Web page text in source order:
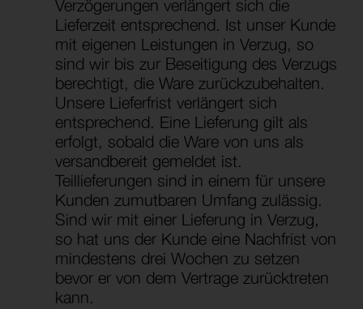
Lieferzeit entsprechend. Ist unser Kunde
mit eigenen Leistungen in Verzug, so
sind wir bis zur Beseitigung des Verzugs
berechtigt, die Ware zurückzubehalten.
Unsere Lieferfrist verlängert sich
entsprechend. Eine Lieferung gilt als
erfolgt, sobald die Ware von uns als
versandbereit gemeldet ist.
Teillieferungen sind in einem für unsere
Kunden zumutbaren Umfang zulässig.
Sind wir mit einer Lieferung in Verzug,
so hat uns der Kunde eine Nachfrist von
mindestens drei Wochen zu setzen
bevor er von dem Vertrage zurücktreten
kann.